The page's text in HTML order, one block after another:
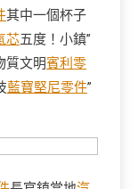
其中一個杯子
芯五度！小鎮”
質文明賓利零
藍寶堅尼零件”